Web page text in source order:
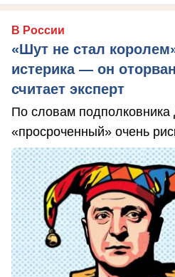
В России
«Шут не стал
истерика — он
считает эксперт
По словам подполковника
«просроченный» очень